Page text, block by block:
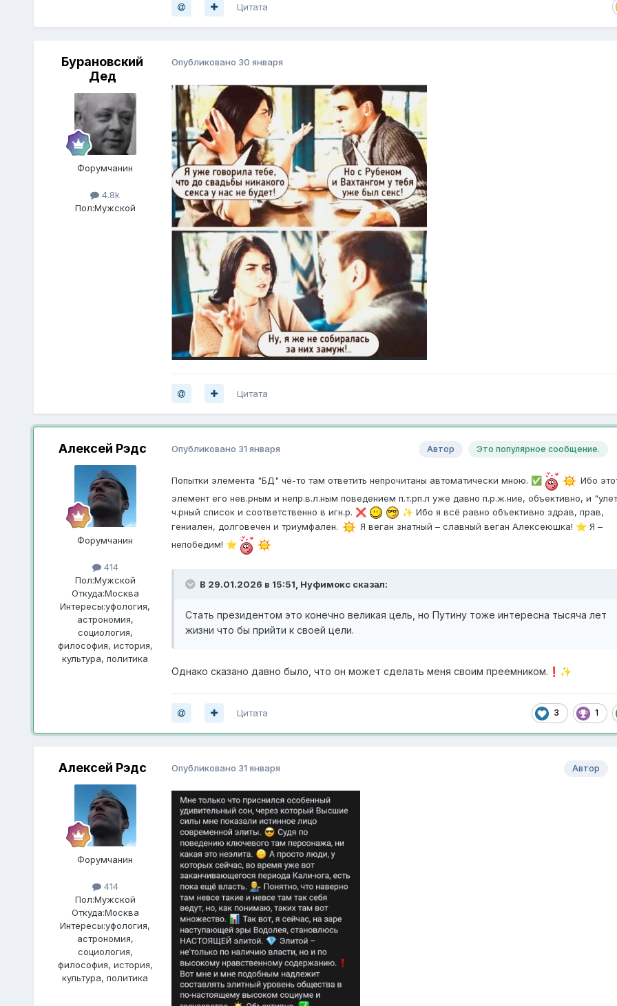
Цитата
Бурановский
Дед
Форумчанин
4.8k
Пол:Мужской
Опубликовано 30 января
Цитата
Алексей Рэдс
Форумчанин
414
Пол:Мужской
Откуда:Москва
Интересы:уфология,
астрономия,
социология,
философия, история,
культура, политика
Автор Это популярное сообщение.
Опубликовано 31 января
Попытки элемента "БД" чë-то там ответить непрочитаны автоматически мною. ✅
Ибо
элемент его нев.рным и непр.в.л.ным поведением п.т.рп.л уже давно п.р.ж.ние, объективно, и
ч.рный список и соответственно в игн.р. ❌ ✨ Ибо я всë равно объективно здрав, прав,
гениален, долговечен и триумфален. Я веган знатный – славный веган Алексеюшка! ⭐Я –
непобедим! ⭐
В 29.01.2026 в 15:51, Нуфимокссказал:
Стать президентом это конечно великая цель, но Путину тоже интересна тысяча лет
жизни что бы прийти к своей цели.
Однако сказано давно было, что он может сделать меня своим преемником. ❗ ✨
3 1
Цитата
Алексей Рэдс
Форумчанин
414
Пол:Мужской
Откуда:Москва
Интересы:уфология,
астрономия,
социология,
философия, история,
культура, политика
Автор
Опубликовано 31 января